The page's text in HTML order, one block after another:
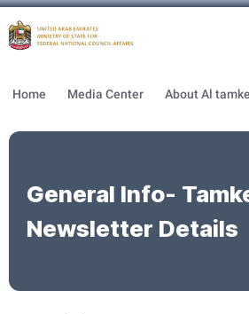
Home Media Center
General Info-
Newsletter Details